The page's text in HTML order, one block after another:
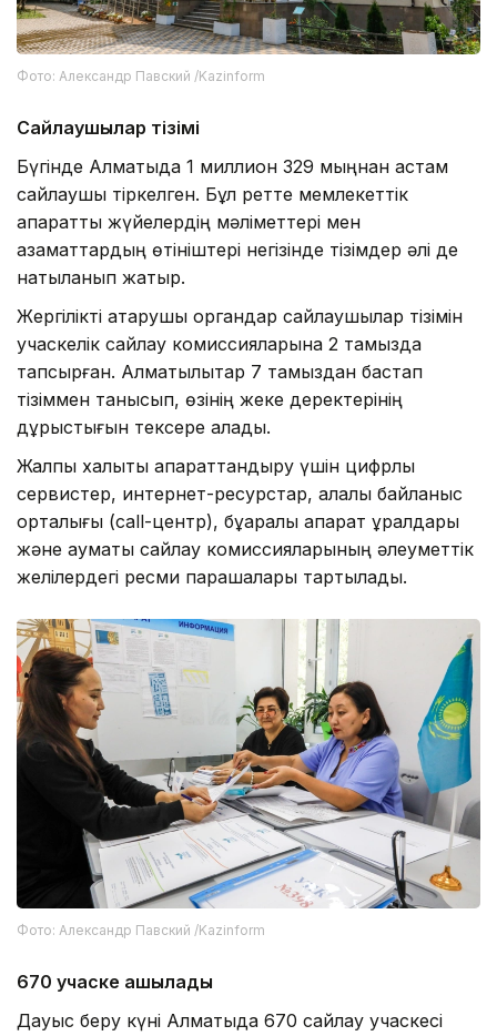
Фото: Александр Павский /Kazinform
Сайлаушылар тізімі
Бүгінде Алматыда 1 миллион 329 мыңнан астам
сайлаушы тіркелген. Бұл ретте мемлекеттік
ақпараттық жүйелердің мәліметтері мен
азаматтардың өтініштері негізінде тізімдер әлі де
нақтыланып жатыр.
Жергілікті атқарушы органдар сайлаушылар тізімін
учаскелік сайлау комиссияларына 2 тамызда
тапсырған. Алматылықтар 7 тамыздан бастап
тізіммен танысып, өзінің жеке деректерінің
дұрыстығын тексере алады.
Жалпы халықты ақпараттандыру үшін цифрлық
сервистер, интернет-ресурстар, қалалық байланыс
орталығы (call-центр), бұқаралық ақпарат құралдары
және аумақтық сайлау комиссияларының әлеуметтік
желілердегі ресми парақшалары тартылады.
Фото: Александр Павский /Kazinform
670 учаске ашылады
Дауыс беру күні Алматыда 670 сайлау учаскесі